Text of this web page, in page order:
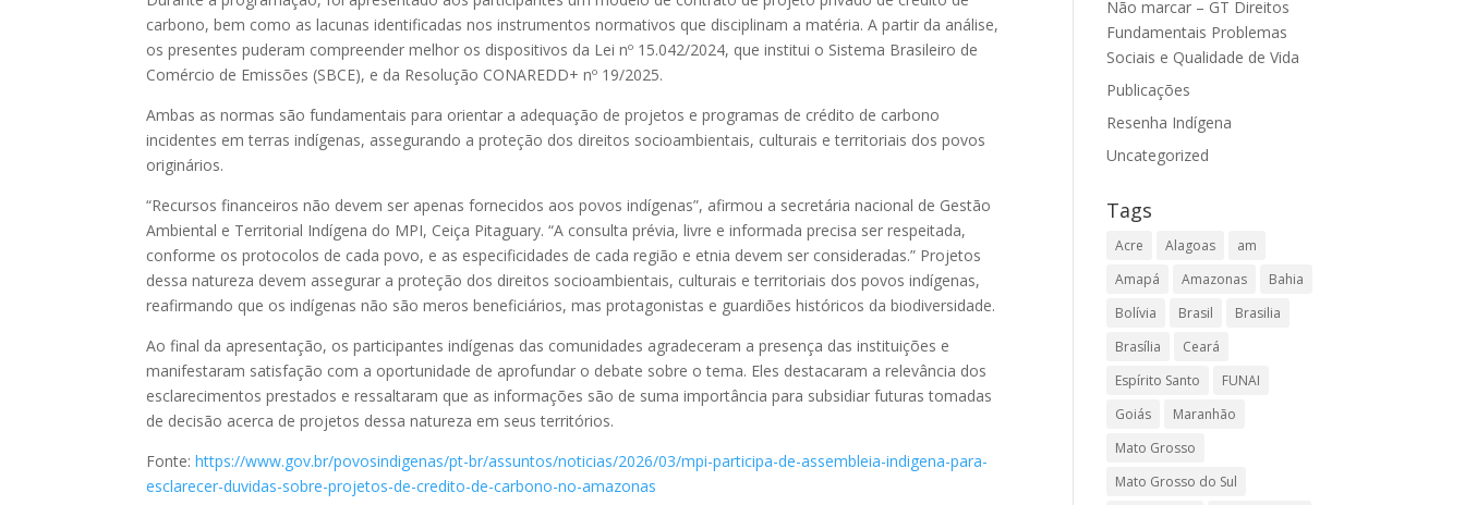
carbono, bem como as lacunas identificadas nos instrumentos normativos que disciplinam a matéria. A partir da análise,
os presentes puderam compreender melhor os dispositivos da Lei nº 15.042/2024, que institui o Sistema Brasileiro de
Comércio de Emissões (SBCE), e da Resolução CONAREDD+ nº 19/2025.
Ambas as normas são fundamentais para orientar a adequação de projetos e programas de crédito de carbono
incidentes em terras indígenas, assegurando a proteção dos direitos socioambientais, culturais e territoriais dos povos
originários.
“Recursos financeiros não devem ser apenas fornecidos aos povos indígenas”, afirmou a secretária nacional de Gestão
Ambiental e Territorial Indígena do MPI, Ceiça Pitaguary. “A consulta prévia, livre e informada precisa ser respeitada,
conforme os protocolos de cada povo, e as especificidades de cada região e etnia devem ser consideradas.” Projetos
dessa natureza devem assegurar a proteção dos direitos socioambientais, culturais e territoriais dos povos indígenas,
reafirmando que os indígenas não são meros beneficiários, mas protagonistas e guardiões históricos da biodiversidade.
Ao final da apresentação, os participantes indígenas das comunidades agradeceram a presença das instituições e
manifestaram satisfação com a oportunidade de aprofundar o debate sobre o tema. Eles destacaram a relevância dos
esclarecimentos prestados e ressaltaram que as informações são de suma importância para subsidiar futuras tomadas
de decisão acerca de projetos dessa natureza em seus territórios.
Fonte:https://www.gov.br/povosindigenas/pt-br/assuntos/noticias/2026/03/mpi-participa-de-assembleia-indigena-para-
esclarecer-duvidas-sobre-projetos-de-credito-de-carbono-no-amazonas
Não marcar – GT Direitos
Fundamentais Problemas
Sociais e Qualidade de Vida
Publicações
Resenha Indígena
Uncategorized
Tags
Acre Alagoas
am
Amapá
Amazonas
Bahia
Bolívia
Brasil
Brasilia
Brasília
Ceará
Espírito Santo
FUNAI
Goiás
Maranhão
Mato Grosso
Mato Grosso do Sul